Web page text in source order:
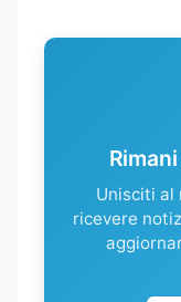
Unisciti al
ricevere